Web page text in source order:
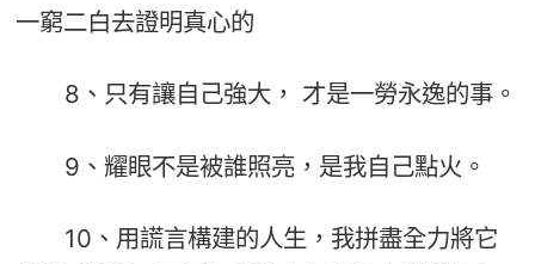
一窮二白去證明真心的
8、只有讓自己強大， 才是一勞永逸的事。
9、耀眼不是被誰照亮，是我自己點火。
10、用謊言構建的人生，我拼盡全力將它